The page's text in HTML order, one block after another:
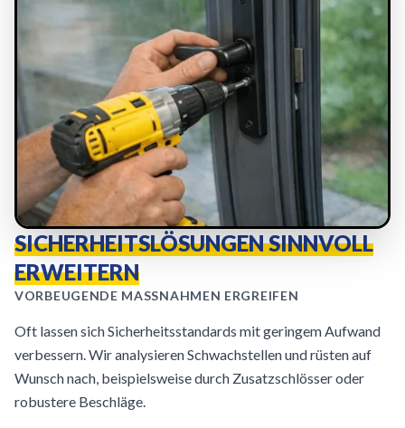
SICHERHEITSLÖSUNGEN SINNVOLL
ERWEITERN
VORBEUGENDE MASSNAHMEN ERGREIFEN
Oft lassen sich Sicherheitsstandards mit geringem Aufwand
verbessern. Wir analysieren Schwachstellen und rüsten auf
Wunsch nach, beispielsweise durch Zusatzschlösser oder
robustere Beschläge.